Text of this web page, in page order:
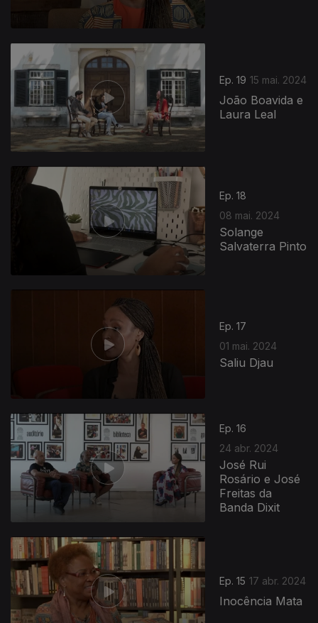
Ep. 19 15 mai. 2024
João Boavida e
Laura Leal
Ep. 18
08 mai. 2024
Solange
Salvaterra Pinto
Ep. 17
01 mai. 2024
Saliu Djau
Ep. 16
24 abr. 2024
José Rui
Rosário e José
Freitas da
Banda Dixit
Ep. 15 17 abr. 2024
Inocência Mata
761237